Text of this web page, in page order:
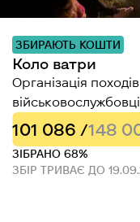
ЗБИРАЮТЬ КОШТИ
Коло ватри
Організація
101 086 /148
ЗІБРАНО 68%
ЗБІР ТРИВАЄ ДО